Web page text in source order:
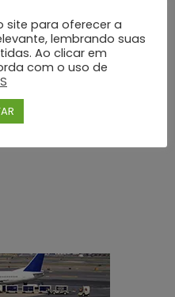
site para oferecer a
lembrando suas
Ao clicar em
com o uso de